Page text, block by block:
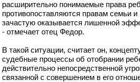
расширительно понимаемые права
противопоставляются правам семьи
зачастую оказывается лишенной
- отмечает отец Федор.
В такой ситуации, считает он,
судебные процессы об отобрании
действительно непосредственной
связанной с совершением в его